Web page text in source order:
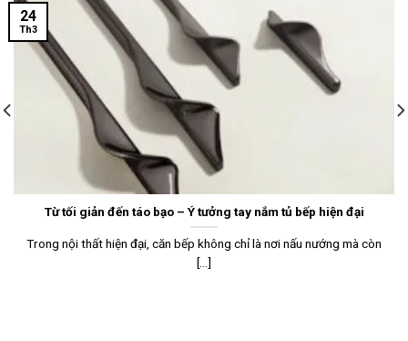
Từ tối giản đến táo bạo – Ý tưởng tay nắm tủ bếp hiện đại
Trong nội thất hiện đại, căn bếp không chỉ là nơi nấu nướng mà còn
[...]
24
Th3